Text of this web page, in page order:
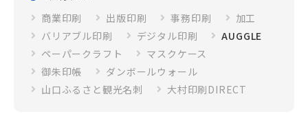
商業印刷 出版印刷 事務印刷
加工
バリアブル印刷
デジタル印刷
AUGGLE
ペーパークラフト
マスクケース
御朱印帳
ダンボールウォール
山口ふるさと観光名刺
大村印刷DIRECT